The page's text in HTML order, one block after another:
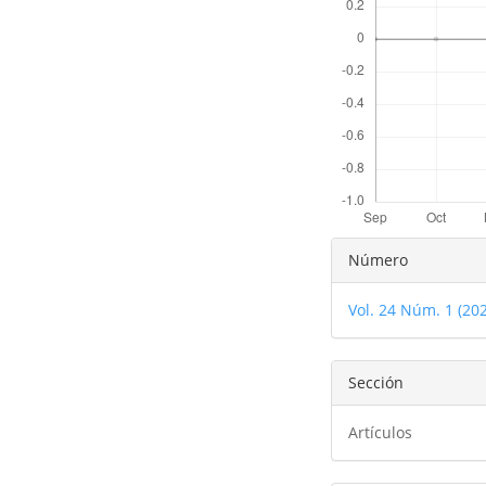
Detalles
del
artículo
Número
Vol. 24 Núm. 1
Sección
Artículos